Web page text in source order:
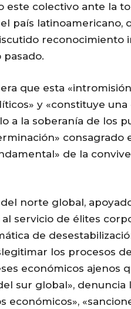
este colectivo ante la
país latinoamericano,
reconocimiento
que esta
y «constituye
la soberanía de los
consagrado
de la
norte global,
servicio de élites
de
los procesos
económicos ajenos
sur global», denuncia